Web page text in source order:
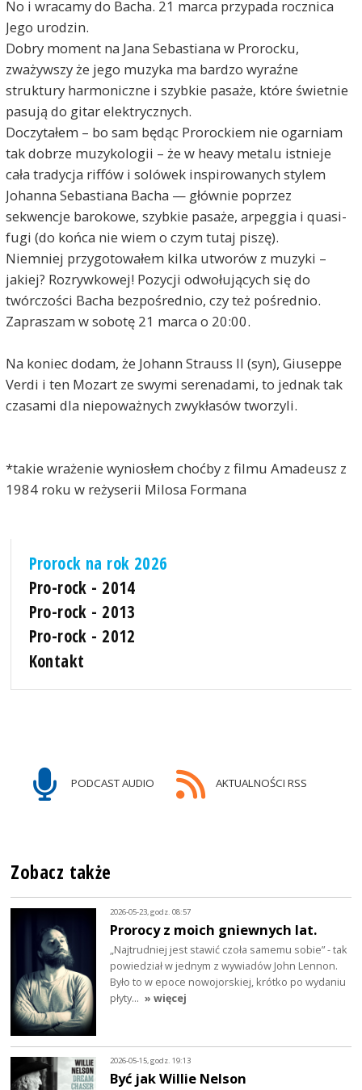
No i wracamy do Bacha. 21 marca przypada rocznica
Jego urodzin.
Dobry moment na Jana Sebastiana w Prorocku,
zważywszy że jego muzyka ma bardzo wyraźne
struktury harmoniczne i szybkie pasaże, które świetnie
pasują do gitar elektrycznych.
Doczytałem – bo sam będąc Prorockiem nie ogarniam
tak dobrze muzykologii – że w heavy metalu istnieje
cała tradycja riffów i solówek inspirowanych stylem
Johanna Sebastiana Bacha — głównie poprzez
sekwencje barokowe, szybkie pasaże, arpeggia i quasi-
fugi (do końca nie wiem o czym tutaj piszę).
Niemniej przygotowałem kilka utworów z muzyki –
jakiej? Rozrywkowej! Pozycji odwołujących się do
twórczości Bacha bezpośrednio, czy też pośrednio.
Zapraszam w sobotę 21 marca o 20:00.
Na koniec dodam, że Johann Strauss II (syn), Giuseppe
Verdi i ten Mozart ze swymi serenadami, to jednak tak
czasami dla niepoważnych zwykłasów tworzyli.
*takie wrażenie wyniosłem choćby z filmu Amadeusz z
1984 roku w reżyserii Milosa Formana
Prorock na rok 2026
Pro-rock - 2014
Pro-rock - 2013
Pro-rock - 2012
Kontakt
PODCAST AUDIO AKTUALNOŚCI RSS
Zobacz także
2026-05-23, godz. 08:57
Prorocy z moich gniewnych lat.
„Najtrudniej jest stawić czoła samemu sobie” - tak
powiedział w jednym z wywiadów John Lennon.
Było to w epoce nowojorskiej, krótko po wydaniu
płyty… » więcej
2026-05-15, godz. 19:13
Być jak Willie Nelson